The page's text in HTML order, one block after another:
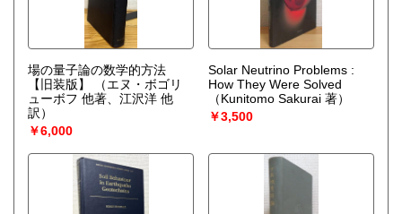
場の量子論の数学的方法
【旧装版】
（エヌ・ボゴリ
ューボフ 他著、江沢洋 他
訳）
￥6,000
Solar Neutrino Problems :
How They Were Solved
（Kunitomo Sakurai 著）
￥3,500